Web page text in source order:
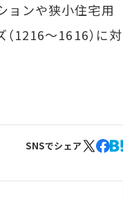
ョンや狭小住宅用
1216～1616）に対
SNSでシェア